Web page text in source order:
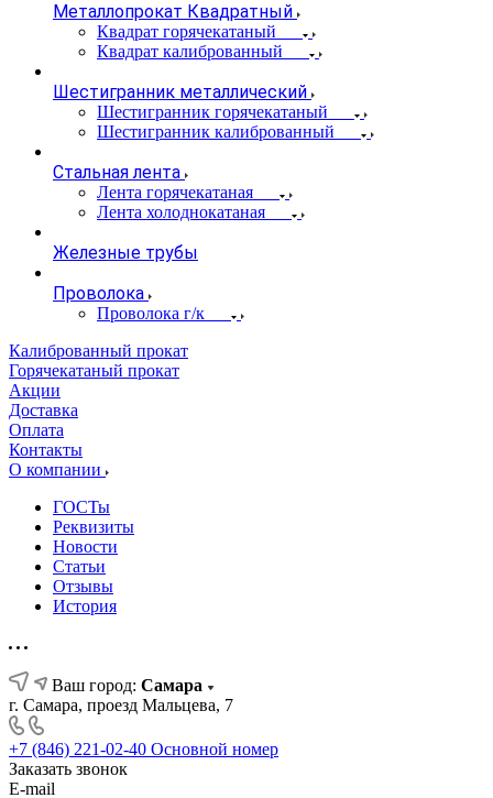
Металлопрокат Квадратный
Квадрат горячекатаный
Квадрат калиброванный
Шестигранник металлический
Шестигранник горячекатаный
Шестигранник калиброванный
Стальная лента
Лента горячекатаная
Лента холоднокатаная
Железные трубы
Проволока
Проволока г/к
Калиброванный прокат
Горячекатаный прокат
Акции
Доставка
Оплата
Контакты
О компании
ГОСТы
Реквизиты
Новости
Статьи
Отзывы
История
Ваш город: Самара
г. Самара, проезд Мальцева, 7
+7 (846) 221-02-40 Основной номер
Заказать звонок
E-mail